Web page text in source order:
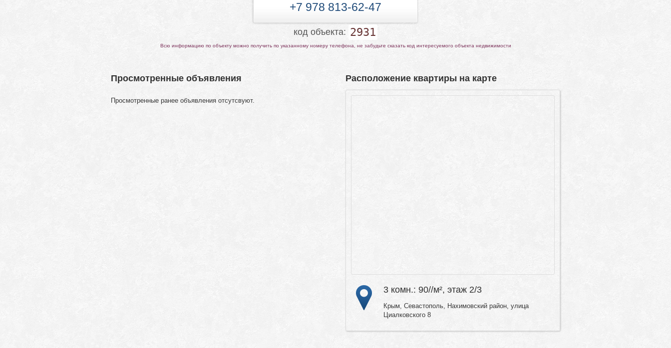
+7 978 813-62-47
код объекта: 2931
Всю информацию по объекту можно получить по указанному номеру телефона, не забудьте сказать код интересуемого объекта недвижимости
Расположение квартиры на карте
3 комн.: 90//м², этаж 2/3
Крым, Севастополь, Нахимовский район, улица
Циалковского 8
Просмотренные объявления
Просмотренные ранее объявления отсутсвуют.